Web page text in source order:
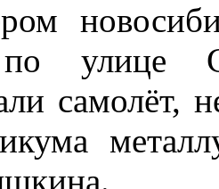
улице
самолёт,